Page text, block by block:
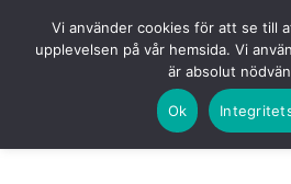
KOMMANDE
Vi använder cookies för att se till
upplevelsen på vår hemsida. Vi
är absolut
Ok